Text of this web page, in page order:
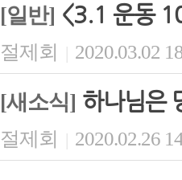
[일반] <3.1 운동
절제회 | 2020.03.02
[새소식] 하나님은
절제회 | 2020.02.26